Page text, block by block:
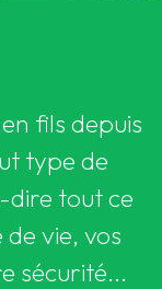
fils depuis
type de
dire tout ce
vie, vos
sécurité...